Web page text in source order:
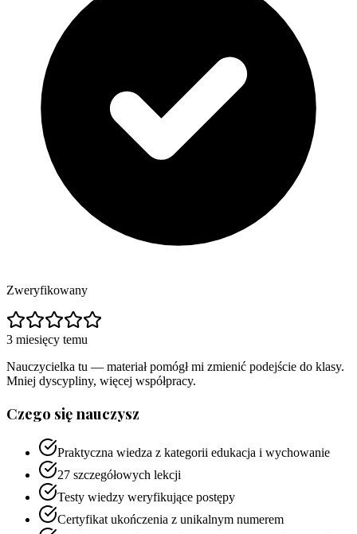
Zweryfikowany
3 miesięcy temu
Nauczycielka tu — materiał pomógł mi zmienić podejście do klasy.
Mniej dyscypliny, więcej współpracy.
Czego się nauczysz
Praktyczna wiedza z kategorii edukacja i wychowanie
27 szczegółowych lekcji
Testy wiedzy weryfikujące postępy
Certyfikat ukończenia z unikalnym numerem